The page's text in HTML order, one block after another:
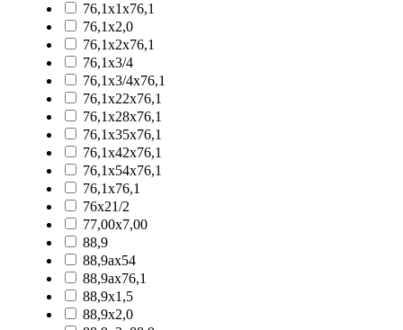
76,1x1x76,1
76,1x2,0
76,1x2x76,1
76,1x3/4
76,1x3/4x76,1
76,1x22x76,1
76,1x28x76,1
76,1x35x76,1
76,1x42x76,1
76,1x54x76,1
76,1x76,1
76x21/2
77,00x7,00
88,9
88,9ax54
88,9ax76,1
88,9x1,5
88,9x2,0